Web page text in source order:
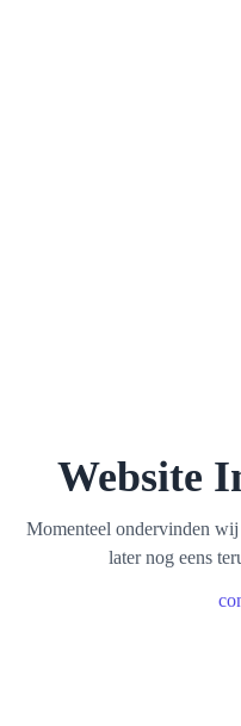
Website
Momenteel ondervinden
later nog eens